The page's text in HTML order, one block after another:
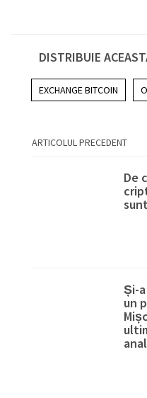
DISTRIBUIE
EXCHANGE BITCOIN
ARTICOLUL PRECEDENT
De
Și-
un